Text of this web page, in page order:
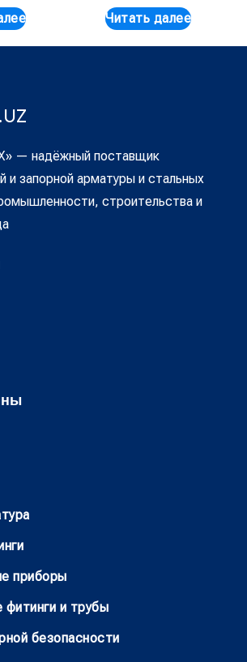
Читать далее
— надёжный поставщик
и запорной арматуры и стальных
строительства и
приборы
и трубы
безопасности